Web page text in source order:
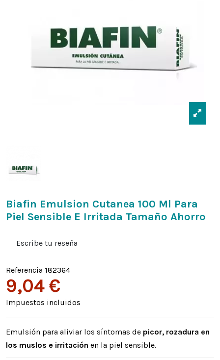
Biafin Emulsion Cutanea 100 Ml Para
Piel Sensible E Irritada Tamaño Ahorro
Escribe tu reseña
Referencia 182364
9,04 €
Impuestos incluidos
Emulsión para aliviar los síntomas de picor, rozadura en
los muslos e irritación en la piel sensible.